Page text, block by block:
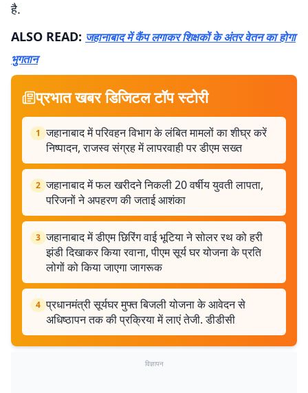
है.
ALSO READ: जहानाबाद में कैंप लगाकर शिक्षकों के अंतर वेतन का होगा
भुगतान
प्रभात खबर डिजिटल टॉप स्टोरी
1 जहानाबाद में परिवहन विभाग के लंबित मामलों का शीघ्र करें
निष्पादन, राजस्व संग्रह में लापरवाही पर डीएम सख्त
2 जहानाबाद में फल खरीदने निकली 20 वर्षीय युवती लापता,
परिजनों ने अपहरण की जताई आशंका
3 जहानाबाद में डीएम छिरिंग वाई भूटिया ने सोलर रथ को हरी
झंडी दिखाकर किया रवाना, पीएम सूर्य घर योजना के प्रति
लोगों को किया जाएगा जागरूक
4 प्रधानमंत्री सूर्यघर मुफ्त बिजली योजना के आवेदन से
अधिष्ठापन तक की प्रक्रिया में लाएं तेजी. डीडीसी
विज्ञापन